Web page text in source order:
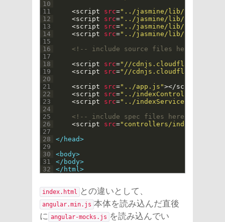
10
11
12
13
14
15
16
17
18
19
20
21
22
23
24
25
26
27
28
29
30
31
32
<script src="../jasmine/lib/jasmine-
<script src="../jasmine/lib/jasmine-
<script src="../jasmine/lib/jasmine-
<script src="../jasmine/lib/jasmine-
<!-- include source files here... -->
<script src="//cdnjs.cloudflare.com/
<script src="//cdnjs.cloudflare.com/
<script src="../app.js"></script>
<script src="../indexController.js"
<script src="../indexService.js"
<!-- include spec files here... -->
<script src="controllers/
</head>
<body>
</body>
</html>
index.html との違いとして、
angular.min.js 本体を読み込んだ直後
に angular-mocks.js を読み込んでい